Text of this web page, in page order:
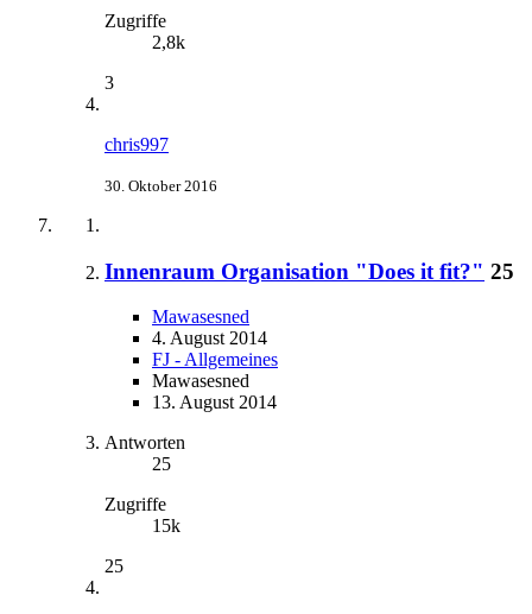
Zugriffe
2,8k
3
chris997
30. Oktober 2016
Innenraum Organisation "Does it fit?" 25
Mawasesned
4. August 2014
FJ - Allgemeines
Mawasesned
13. August 2014
Antworten
25
Zugriffe
15k
25